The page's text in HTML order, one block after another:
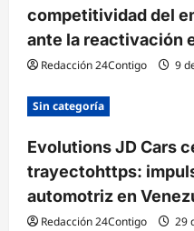
a
s
competitividad del
ante la reactivación
Redacción 24Contigo 9
Sin categoría
Evolutions JD Cars
trayectohttps:
automotriz en
Redacción 24Contigo 29